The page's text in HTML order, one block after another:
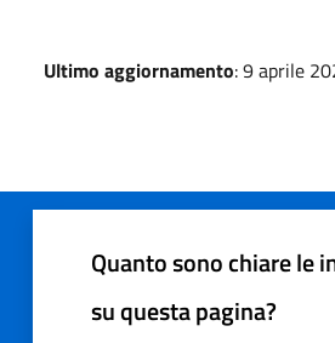
Ultimo aggiornamento: 9 aprile
Quanto sono chiare le
su questa pagina?